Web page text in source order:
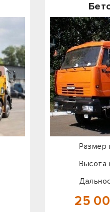
Размер
Высота
25